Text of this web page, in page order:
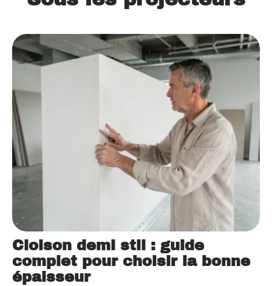
Cloison demi stil : guide
complet pour choisir la bonne
épaisseur